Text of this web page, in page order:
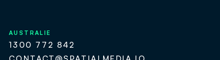
AUSTRALIE
1300 772 842